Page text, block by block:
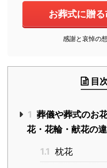
お葬式に贈
感謝と哀悼の
目
1 葬儀や葬式のお
花・花輪・献花の
1.1 枕花